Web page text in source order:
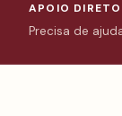
APOIO DIRETO
Precisa de